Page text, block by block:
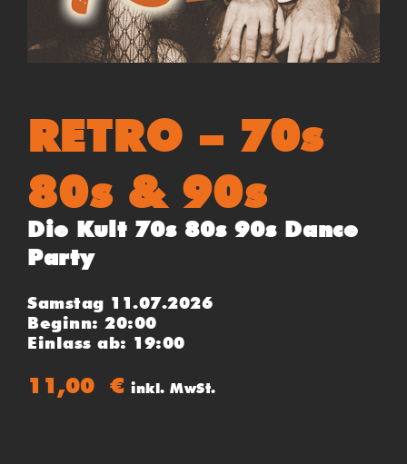
RETRO – 70s
80s & 90s
Die Kult 70s 80s 90s Dance
Party
Samstag 11.07.2026
Beginn: 20:00
Einlass ab: 19:00
11,00€ inkl. MwSt.